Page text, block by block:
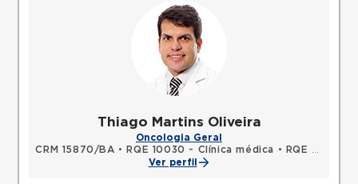
Thiago Martins Oliveira
Oncologia Geral
CRM 15870/BA • RQE 10030 - Clínica médica •
RQE 10031 - Oncologia clínica
Ver perfil